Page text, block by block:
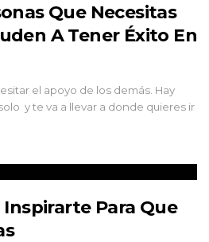
Que Necesitas
A Tener Éxito En
el apoyo de los demás. Hay
y te va a llevar a donde quieres ir
Inspirarte Para Que